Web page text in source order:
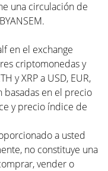
una circulación de
en el exchange
criptomonedas y
y XRP a USD, EUR,
basadas en el precio
y precio índice de
a usted
no constituye una
vender o